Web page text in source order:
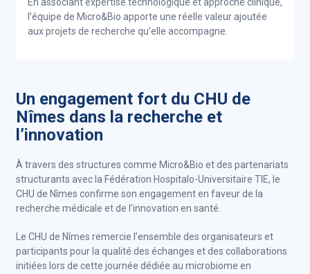
En associant expertise technologique et approche clinique,
l’équipe de Micro&Bio apporte une réelle valeur ajoutée
aux projets de recherche qu’elle accompagne.
Un engagement fort du CHU de
Nîmes dans la recherche et
l’innovation
À travers des structures comme Micro&Bio et des partenariats
structurants avec la Fédération Hospitalo-Universitaire TIE, le
CHU de Nîmes confirme son engagement en faveur de la
recherche médicale et de l’innovation en santé.
Le CHU de Nîmes remercie l’ensemble des organisateurs et
participants pour la qualité des échanges et des collaborations
initiées lors de cette journée dédiée au microbiome en